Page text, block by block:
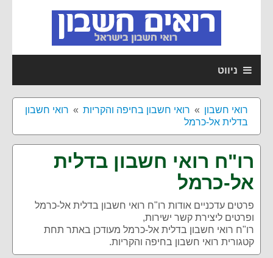
ניווט
רואי חשבון רואי חשבון בחיפה והקריות
רואי חשבון
בדלית אל-כרמל
רו"ח רואי חשבון בדלית
אל-כרמל
פרטים עדכניים אודות רו"ח רואי חשבון בדלית אל-כרמל
ופרטים ליצירת קשר ישירות,
רו"ח רואי חשבון בדלית אל-כרמל מעודכן באתר תחת
קטגורית רואי חשבון בחיפה והקריות.